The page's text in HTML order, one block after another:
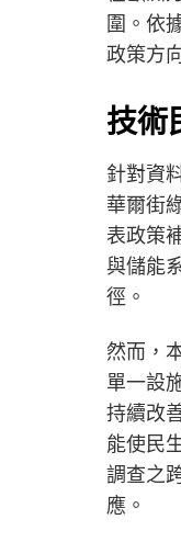
圍。依
政策方
技術
針對資
華爾街
表政策
與儲能
徑。
然而，
單一設
持續改
能使民
調查之
應。